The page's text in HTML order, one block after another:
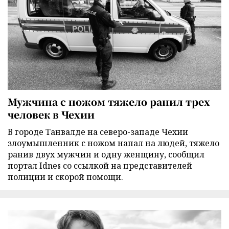
Мужчина с ножом тяжело ранил трех
человек в Чехии
В городе Танвалде на северо-западе Чехии
злоумышленник с ножом напал на людей, тяжело
ранив двух мужчин и одну женщину, сообщил
портал Idnes со ссылкой на представителей
полиции и скорой помощи.